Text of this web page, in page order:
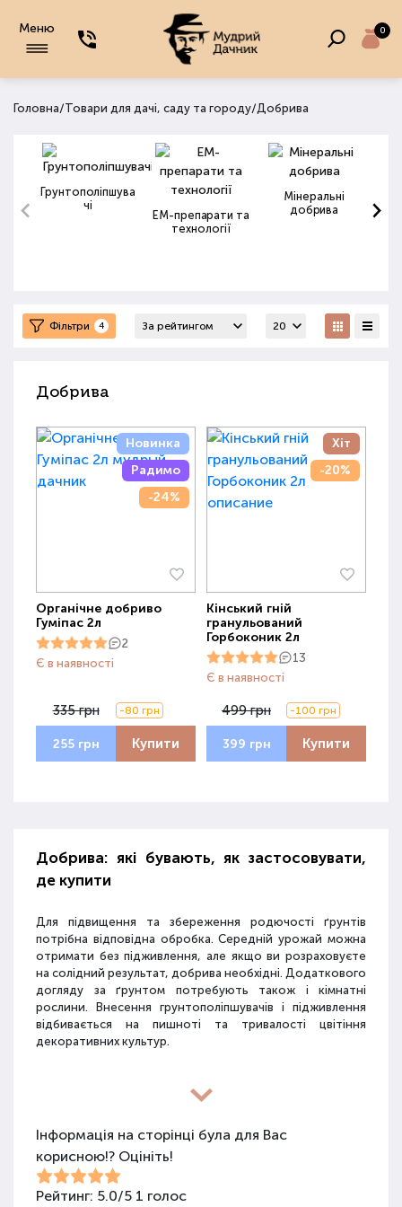
Меню 0
Головна/Товари для дачі, саду та городу/Добрива
Грунтополіпшува
чі
ЕМ-препарати та
технології
Мінеральні
добрива
Фільтри 4
Добрива
Новинка
Радимо
-24%
Органічне добриво
Гуміпас 2л
2
Є в наявності
335 грн -80 грн
255 грн Купити
Хіт
-20%
Кінський гній
гранульований
Горбоконик 2л
13
Є в наявності
499 грн -100 грн
399 грн Купити
Добрива: які бувають, як застосовувати,
де купити
Для підвищення та збереження родючості ґрунтів
потрібна відповідна обробка. Середній урожай можна
отримати без підживлення, але якщо ви розраховуєте
на солідний результат, добрива необхідні. Додаткового
догляду за ґрунтом потребують також і кімнатні
рослини. Внесення грунтополіпшувачів і підживлення
відбивається на пишноті та тривалості цвітіння
декоративних культур.
Різновиди засобів для покращення
Для покращення поживних якостей ґрунту
використовуються різні види засобів: мінеральні
добрива, органічні суміші, засоби змішаного типу,
Інформація на сторінці була для Вас
корисною!? Оцініть!
Рейтинг: 5.0/5 1 голос